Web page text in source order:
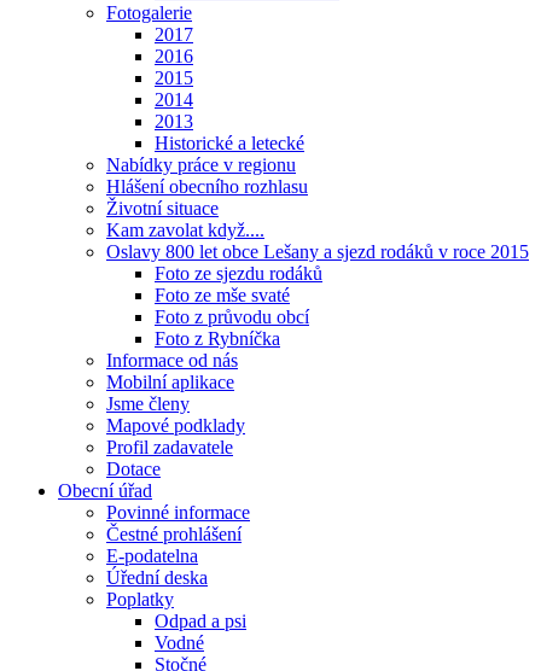
Fotogalerie
2017
2016
2015
2014
2013
Historické a letecké
Nabídky práce v regionu
Hlášení obecního rozhlasu
Životní situace
Kam zavolat když....
Oslavy 800 let obce Lešany a sjezd rodáků v roce 2015
Foto ze sjezdu rodáků
Foto ze mše svaté
Foto z průvodu obcí
Foto z Rybníčka
Informace od nás
Mobilní aplikace
Jsme členy
Mapové podklady
Profil zadavatele
Dotace
Obecní úřad
Povinné informace
Čestné prohlášení
E-podatelna
Úřední deska
Poplatky
Odpad a psi
Vodné
Stočné